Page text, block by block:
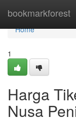
bookmarkforest
Home
Home
1
Harga
Nusa